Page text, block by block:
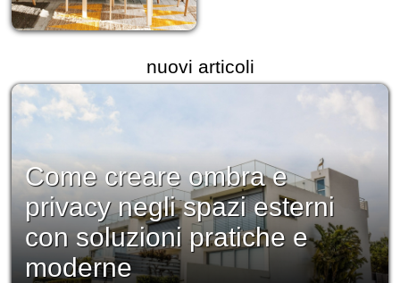
nuovi articoli
Come creare ombra e
privacy negli spazi esterni
con soluzioni pratiche e
moderne